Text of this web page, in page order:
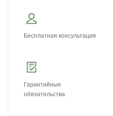
Бесплатная консультация
Гарантийные
обязательства